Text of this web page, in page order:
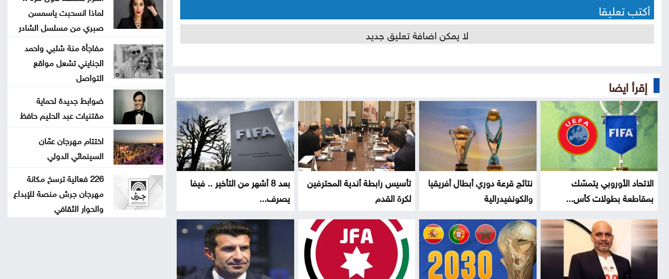
أكتب تعليقا
لا يمكن اضافة تعليق جديد
إقرأ ايضا
الاتحاد الأوروبي يتمسّك
بمقاطعة بطولات كأس...
نتائج قرعة دوري أبطال أفريقيا
والكونفيدرالية
تأسيس رابطة أندية المحترفين
لكرة القدم
بعد 8 أشهر من التأخير .. فيفا
يصرف...
لماذا انسحبت ياسمسن
صبري من مسلسل الشادر
مفاجأة منة شلبي واحمد
الجنايني تشعل مواقع
التواصل
ضوابط جديدة لحماية
مقتنيات عبد الحليم حافظ
اختتام مهرجان عمّان
السينمائي الدولي
226 فعالية ترسخ مكانة
مهرجان جرش منصة للإبداع
والحوار الثقافي